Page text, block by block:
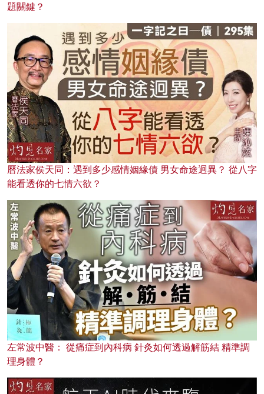
題關鍵？
曆法家侯天同：遇到多少感情姻緣債 男女命途迥異？ 從八字
能看透你的七情六欲？
左常波中醫： 從痛症到內科病 針灸如何透過解筋結 精準調
理身體？